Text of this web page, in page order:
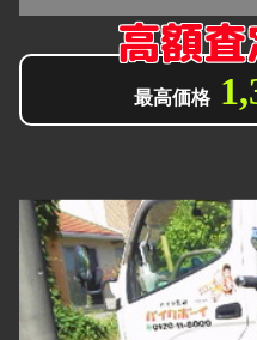
高額
最高価格